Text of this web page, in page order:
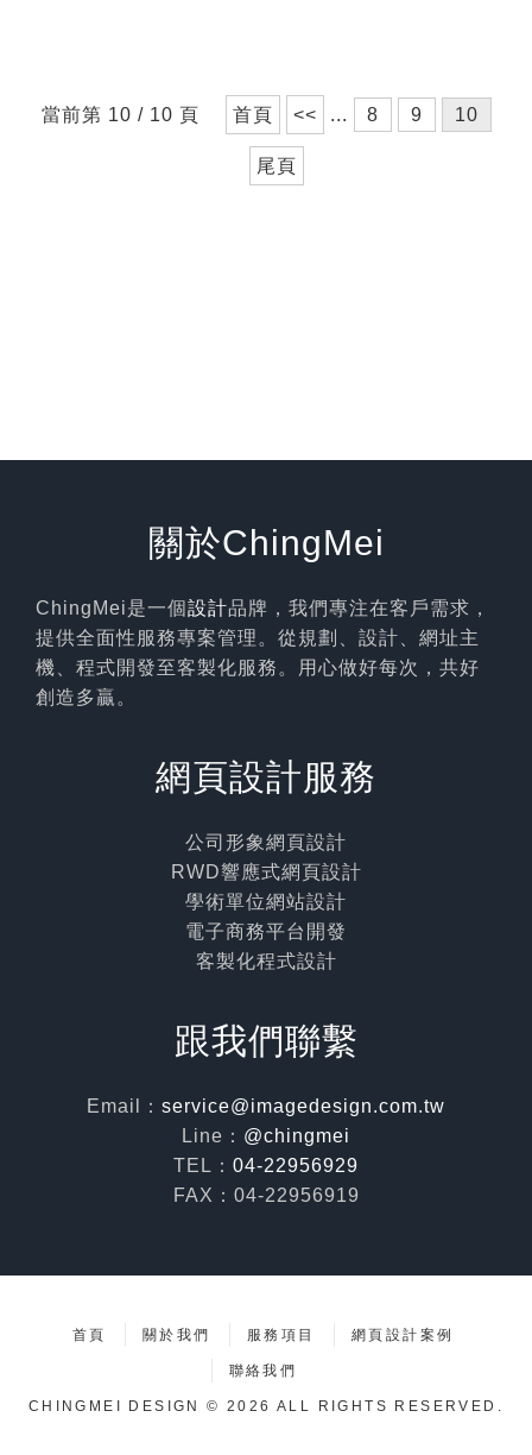
當前第 10 / 10 頁 首頁 << ... 8 9 10
尾頁
關於ChingMei
ChingMei是一個 設計品牌，我們專注在客戶需求，
提供全面性服務專案管理。從規劃、設計、網址主
機、程式開發至客製化服務。用心做好每次，共好
創造多贏。
網頁設計服務
公司形象網頁設計
RWD響應式網頁設計
學術單位網站設計
電子商務平台開發
客製化程式設計
跟我們聯繫
Email： service@imagedesign.com.tw
Line： @chingmei
TEL： 04-22956929
FAX：04-22956919
首頁 關於我們 服務項目 網頁設計案例
聯絡我們
CHINGMEI DESIGN © 2026 ALL RIGHTS RESERVED.